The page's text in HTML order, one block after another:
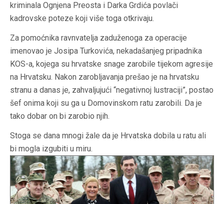
kriminala Ognjena Preosta i Darka Grdića povlači
kadrovske poteze koji više toga otkrivaju.
Za pomoćnika ravnvatelja zaduženoga za operacije
imenovao je Josipa Turkovića, nekadašanjeg pripadnika
KOS-a, kojega su hrvatske snage zarobile tijekom agresije
na Hrvatsku. Nakon zarobljavanja prešao je na hrvatsku
stranu a danas je, zahvaljujući “negativnoj lustraciji”, postao
šef onima koji su ga u Domovinskom ratu zarobili. Da je
tako dobar on bi zarobio njih.
Stoga se dana mnogi žale da je Hrvatska dobila u ratu ali
bi mogla izgubiti u miru.